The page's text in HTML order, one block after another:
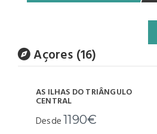
Açores (16)
AS ILHAS DO TRIÂNGULO
CENTRAL
Desde1190€